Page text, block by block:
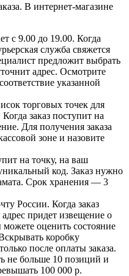
В интернет-магазине
с 9.00 до 19.00. Когда
служба свяжется
предложит выбрать
адрес. Осмотрите
указанной
торговых точек для
заказ поступит на
Для получения заказа
зоне и назовите
на точку, на ваш
код. Заказ нужно
Срок хранения — 3
России. Когда заказ
придет извещение о
оценить состояние
коробку
после оплаты заказа.
не больше 10 позиций и
100 000 р.